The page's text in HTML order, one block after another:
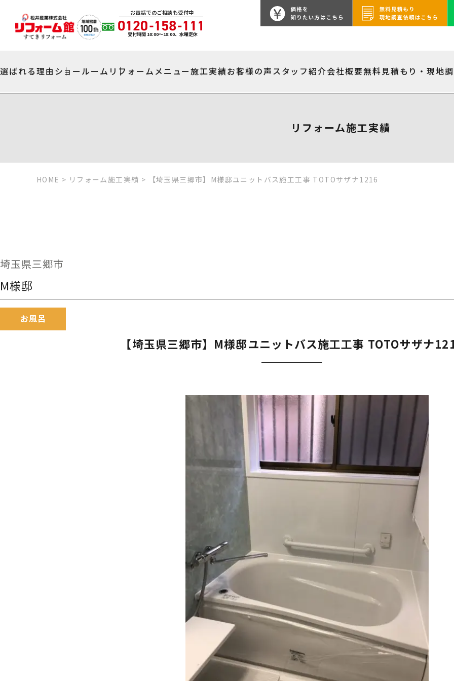
お電話でのご相談も受付中
受付時間 10:00〜18:00、水曜定休
選ばれる理由 ショールーム リフォームメニュー施工実績お客様の声スタッフ紹介会社概要無料見積もり・現地
リフォーム施工実績
HOME > リフォーム施工実績 > 【埼玉県三郷市】M様邸ユニットバス施工工事 TOTOサザナ1216
埼玉県三郷市
M様邸
お風呂
【埼玉県三郷市】M様邸ユニットバス施工工事 TOTOサザナ